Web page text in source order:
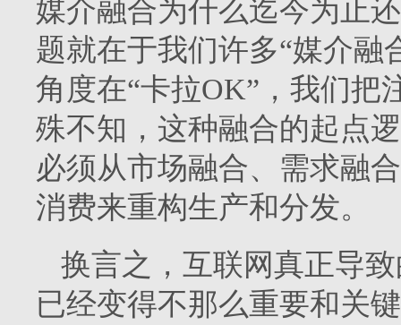
媒介融合为什么迄今为止
题就在于我们许多“媒介融
角度在“卡拉OK”，我们把
殊不知，这种融合的起点
必须从市场融合、需求融
消费来重构生产和分发。
换言之，互联网真正导
已经变得不那么重要和关